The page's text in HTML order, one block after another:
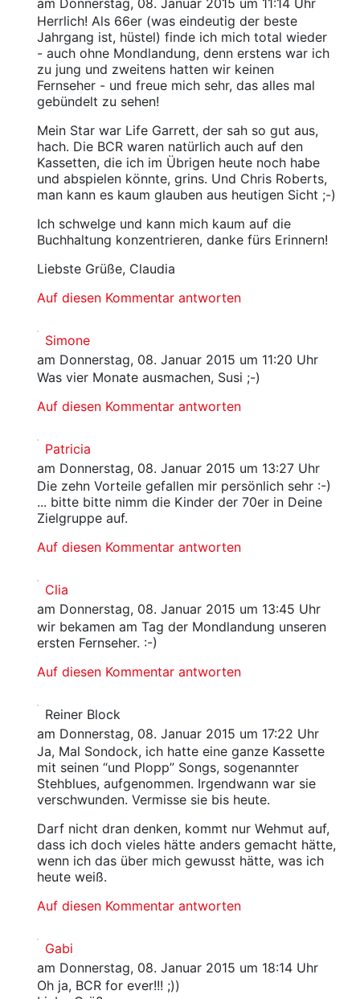
am Donnerstag, 08. Januar 2015 um 11:14 Uhr
Herrlich! Als 66er (was eindeutig der beste
Jahrgang ist, hüstel) finde ich mich total wieder
- auch ohne Mondlandung, denn erstens war ich
zu jung und zweitens hatten wir keinen
Fernseher - und freue mich sehr, das alles mal
gebündelt zu sehen!
Mein Star war Life Garrett, der sah so gut aus,
hach. Die BCR waren natürlich auch auf den
Kassetten, die ich im Übrigen heute noch habe
und abspielen könnte, grins. Und Chris Roberts,
man kann es kaum glauben aus heutigen Sicht ;-)
Ich schwelge und kann mich kaum auf die
Buchhaltung konzentrieren, danke fürs Erinnern!
Liebste Grüße, Claudia
Auf diesen Kommentar antworten
Simone
am Donnerstag, 08. Januar 2015 um 11:20 Uhr
Was vier Monate ausmachen, Susi ;-)
Auf diesen Kommentar antworten
Patricia
am Donnerstag, 08. Januar 2015 um 13:27 Uhr
Die zehn Vorteile gefallen mir persönlich sehr :-)
... bitte bitte nimm die Kinder der 70er in Deine
Zielgruppe auf.
Auf diesen Kommentar antworten
Clia
am Donnerstag, 08. Januar 2015 um 13:45 Uhr
wir bekamen am Tag der Mondlandung unseren
ersten Fernseher. :-)
Auf diesen Kommentar antworten
Reiner Block
am Donnerstag, 08. Januar 2015 um 17:22 Uhr
Ja, Mal Sondock, ich hatte eine ganze Kassette
mit seinen “und Plopp” Songs, sogenannter
Stehblues, aufgenommen. Irgendwann war sie
verschwunden. Vermisse sie bis heute.
Darf nicht dran denken, kommt nur Wehmut auf,
dass ich doch vieles hätte anders gemacht hätte,
wenn ich das über mich gewusst hätte, was ich
heute weiß.
Auf diesen Kommentar antworten
Gabi
am Donnerstag, 08. Januar 2015 um 18:14 Uhr
Oh ja, BCR for ever!!! ;))